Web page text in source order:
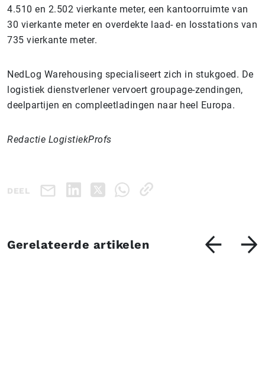
4.510 en 2.502 vierkante meter, een kantoorruimte van
30 vierkante meter en overdekte laad- en losstations van
735 vierkante meter.
NedLog Warehousing specialiseert zich in stukgoed. De
logistiek dienstverlener vervoert groupage-zendingen,
deelpartijen en compleetladingen naar heel Europa.
Redactie LogistiekProfs
DEEL
Gerelateerde artikelen